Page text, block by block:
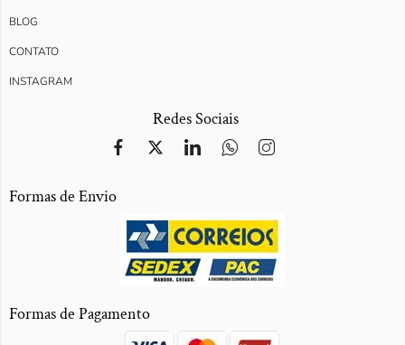
BLOG
CONTATO
INSTAGRAM
Redes Sociais
Formas de Envio
Formas de Pagamento